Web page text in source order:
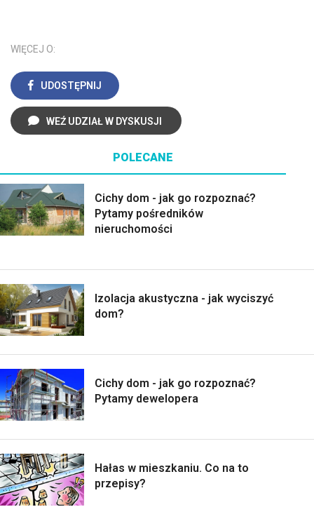
WIĘCEJ O:
UDOSTĘPNIJ
WEŹ UDZIAŁ W DYSKUSJI
POLECANE
Cichy dom - jak go rozpoznać?
Pytamy pośredników
nieruchomości
Izolacja akustyczna - jak wyciszyć
dom?
Cichy dom - jak go rozpoznać?
Pytamy dewelopera
Hałas w mieszkaniu. Co na to
przepisy?